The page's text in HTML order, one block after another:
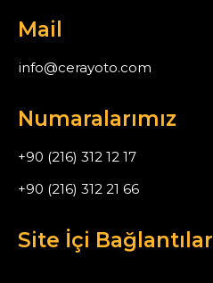
Mail
info@cerayoto.com
Numaralarımız
+90 (216) 312 12 17
+90 (216) 312 21 66
Site İçi Bağlantılar